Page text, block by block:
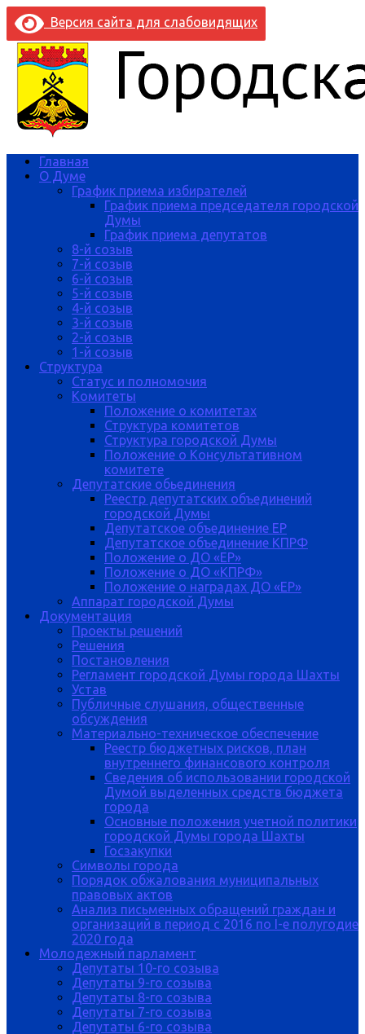
Версия сайта для слабовидящих
Главная
О Думе
График приема избирателей
График приема председателя городской
Думы
График приема депутатов
8-й созыв
7-й созыв
6-й созыв
5-й созыв
4-й созыв
3-й созыв
2-й созыв
1-й созыв
Структура
Статус и полномочия
Комитеты
Положение о комитетах
Структура комитетов
Структура городской Думы
Положение о Консультативном
комитете
Депутатские обьединения
Реестр депутатских объединений
городской Думы
Депутатское объединение ЕР
Депутатское объединение КПРФ
Положение о ДО «ЕР»
Положение о ДО «КПРФ»
Положение о наградах ДО «ЕР»
Аппарат городской Думы
Документация
Проекты решений
Решения
Постановления
Регламент городской Думы города Шахты
Устав
Публичные слушания, общественные
обсуждения
Материально-техническое обеспечение
Реестр бюджетных рисков, план
внутреннего финансового контроля
Сведения об использовании городской
Думой выделенных средств бюджета
города
Основные положения учетной политики
городской Думы города Шахты
Госзакупки
Символы города
Порядок обжалования муниципальных
правовых актов
Анализ письменных обращений граждан и
организаций в период с 2016 по I-е полугодие
2020 года
Молодежный парламент
Депутаты 10-го созыва
Депутаты 9-го созыва
Депутаты 8-го созыва
Депутаты 7-го созыва
Депутаты 6-го созыва